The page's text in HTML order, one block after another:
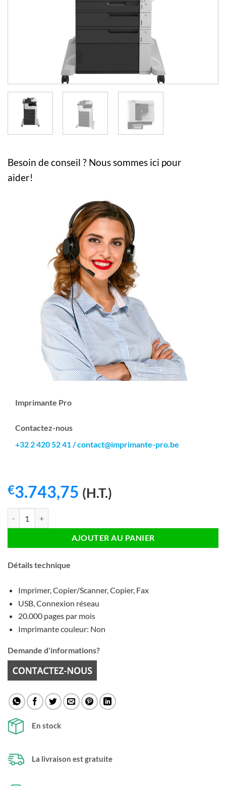
Besoin de conseil ? Nous sommes ici pour
aider!
Imprimante Pro
Contactez-nous
+32 2 420 52 41/contact@imprimante-pro.be
€3.743,75 (H.T.)
AJOUTER AU PANIER
Détails technique
Imprimer, Copier/Scanner, Copier, Fax
USB, Connexion réseau
20.000 pages par mois
Imprimante couleur: Non
Demande d'informations?
En stock
La livraison est gratuite